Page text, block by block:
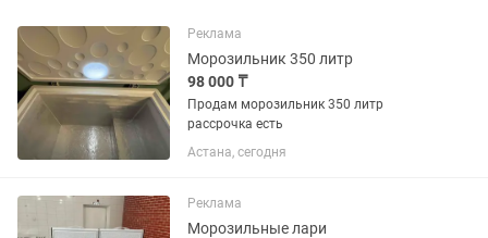
Реклама
Морозильник 350 литр
98 000 ₸
Продам морозильник 350 литр
рассрочка есть
Астана, сегодня
Реклама
Морозильные лари